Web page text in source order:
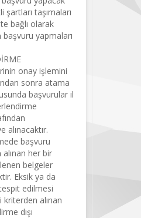
şartları taşımaları
bağlı olarak
başvuru yapmaları
onay işlemini
sonra atama
başvurular il
alınacaktır.
başvuru
her bir
belgeler
Eksik ya da
edilmesi
alınan
dışı